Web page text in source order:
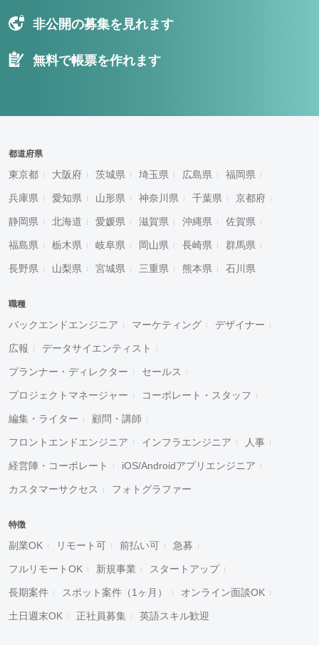
非公開の募集を見れます
無料で帳票を作れます
都道府県
東京都 大阪府 茨城県 埼玉県 広島県 福岡県
兵庫県 愛知県 山形県 神奈川県 千葉県 京都府
静岡県 北海道 愛媛県 滋賀県 沖縄県 佐賀県
福島県 栃木県 岐阜県 岡山県 長崎県 群馬県
長野県 山梨県 宮城県 三重県 熊本県 石川県
職種
バックエンドエンジニア マーケティング デザイナー
広報 データサイエンティスト
プランナー・ディレクター セールス
プロジェクトマネージャー コーポレート・スタッフ
編集・ライター 顧問・講師
フロントエンドエンジニア インフラエンジニア 人事
経営陣・コーポレート iOS/Androidアプリエンジニア
カスタマーサクセス フォトグラファー
特徴
副業OK リモート可 前払い可 急募
フルリモートOK 新規事業 スタートアップ
長期案件 スポット案件（1ヶ月） オンライン面談OK
土日週末OK 正社員募集 英語スキル歓迎